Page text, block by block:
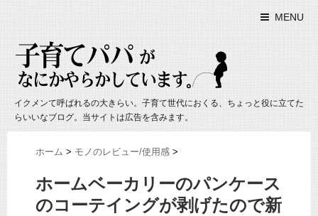
MENU
イクメンて呼ばれるの大きらい。子育て世代におくる、ちょっと役に立てた
らいいなブログ。当サイトは広告を含みます。
ホーム > モノのレビュー/使用感 >
ホームベーカリーのパンケース
のコーテイングが剥げたので新